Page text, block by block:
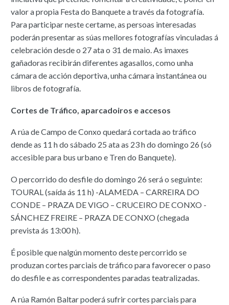
valor a propia Festa do Banquete a través da fotografía.
Para participar neste certame, as persoas interesadas
poderán presentar as súas mellores fotografías vinculadas á
celebración desde o 27 ata o 31 de maio. As imaxes
gañadoras recibirán diferentes agasallos, como unha
cámara de acción deportiva, unha cámara instantánea ou
libros de fotografía.
Cortes de Tráfico, aparcadoiros e accesos
A rúa de Campo de Conxo quedará cortada ao tráfico
dende as 11 h do sábado 25 ata as 23 h do domingo 26 (só
accesible para bus urbano e Tren do Banquete).
O percorrido do desfile do domingo 26 será o seguinte:
TOURAL (saída ás 11 h) -ALAMEDA – CARREIRA DO
CONDE – PRAZA DE VIGO – CRUCEIRO DE CONXO -
SÁNCHEZ FREIRE – PRAZA DE CONXO (chegada
prevista ás 13:00 h).
É posible que nalgún momento deste percorrido se
produzan cortes parciais de tráfico para favorecer o paso
do desfile e as correspondentes paradas teatralizadas.
A rúa Ramón Baltar poderá sufrir cortes parciais para